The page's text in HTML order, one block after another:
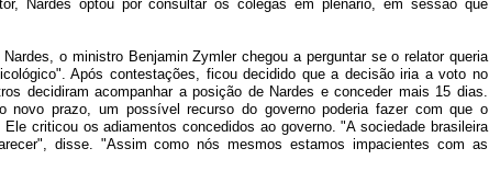
Nardes optou por consultar os colegas em plenário, em sessão que
o ministro Benjamin Zymler chegou a perguntar se o relator queria
Após contestações, ficou decidido que a decisão iria a voto no
decidiram acompanhar a posição de Nardes e conceder mais 15 dias.
novo prazo, um possível recurso do governo poderia fazer com que o
criticou os adiamentos concedidos ao governo. "A sociedade brasileira
disse. "Assim como nós mesmos estamos impacientes com as